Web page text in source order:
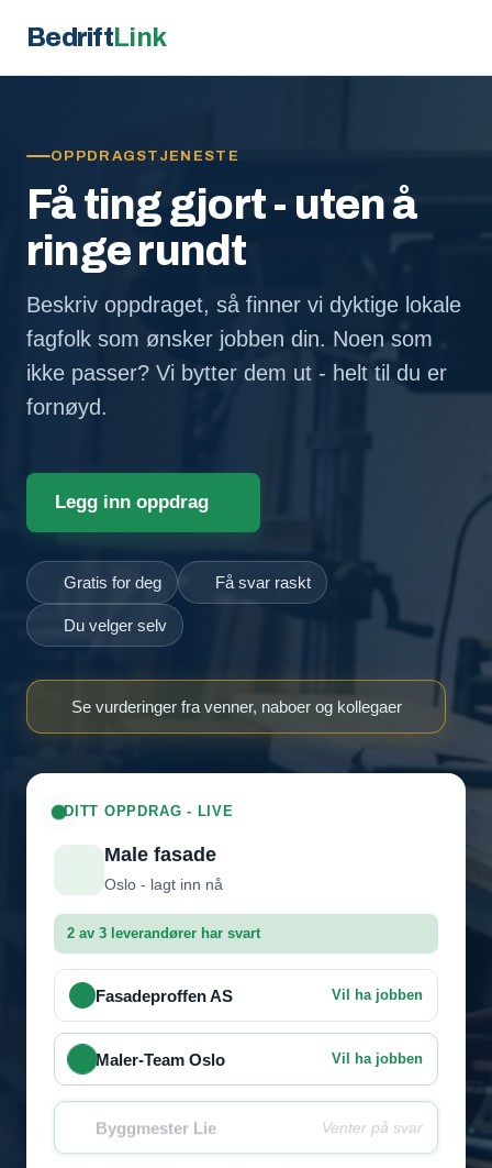
BedriftLink
OPPDRAGSTJENESTE
Få ting gjort - uten å
ringe rundt
Beskriv oppdraget, så finner vi dyktige lokale
fagfolk som ønsker jobben din. Noen som
ikke passer? Vi bytter dem ut - helt til du er
fornøyd.
Legg inn oppdrag
Gratis for deg Få svar raskt
Du velger selv
Se vurderinger fra venner, naboer og kollegaer
DITT OPPDRAG - LIVE
Male fasade
Oslo - lagt inn nå
2 av 3 leverandører har svart
Fasadeproffen AS Vil ha jobben
Maler-Team Oslo Vil ha jobben
Byggmester Lie Venter på svar